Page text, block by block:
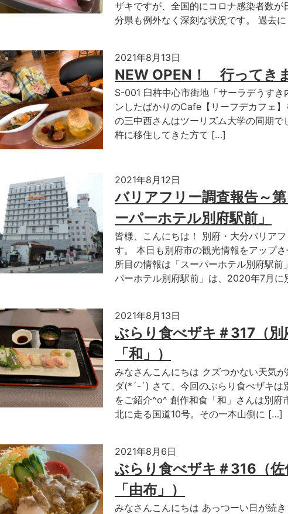
ザキですが、全国的にコロナ感染者数が
分県も例外なく深刻な状況です。 過去
2021年8月13日
NEW OPEN！ 行ってき
S-001 臼杵中心市街地「サーラデうすき
ンしたばかりのCafe【リーフデカフェ
の三中西さんはツーリズム大学の同期で
杵に移住してきた方て […]
2021年8月12日
バリアフリー調査報告～
ーパーホテル別府駅前」
皆様、こんにちは！ 別府・大分バリア
す。 本日も別府市の観光情報をアップ
所目の情報は「スーパーホテル別府駅前
パーホテル別府駅前」は、2020年7月
2021年8月13日
ぶらり食べザキ＃317（別
「和」）
みなさんこんにちは クズつかない天気
ダ(*´-`) さて、今回のぶらり食べザキは
をご紹介^o^ 創作和食「和」さんは別府
北に走る国道10号。その一本山側に […]
2021年8月6日
ぶらり食べザキ＃316（佐
「由布」）
みなさんこんにちは あっつーい日が続